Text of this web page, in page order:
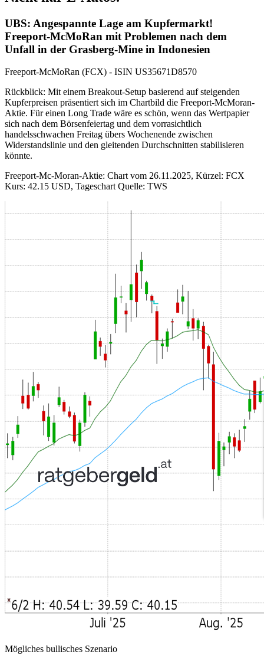
UBS: Angespannte Lage am Kupfermarkt!
Freeport-McMoRan mit Problemen nach dem
Unfall in der Grasberg-Mine in Indonesien
Freeport-McMoRan (FCX) - ISIN US35671D8570
Rückblick: Mit einem Breakout-Setup basierend auf steigenden
Kupferpreisen präsentiert sich im Chartbild die Freeport-McMoran-
Aktie. Für einen Long Trade wäre es schön, wenn das Wertpapier
sich nach dem Börsenfeiertag und dem vorrasichtlich
handelsschwachen Freitag übers Wochenende zwischen
Widerstandslinie und den gleitenden Durchschnitten stabilisieren
könnte.
Freeport-Mc-Moran-Aktie: Chart vom 26.11.2025, Kürzel: FCX
Kurs: 42.15 USD, Tageschart Quelle: TWS
Mögliches bullisches Szenario